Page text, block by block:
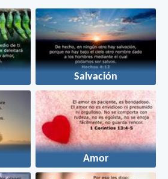
Salvación
Amor